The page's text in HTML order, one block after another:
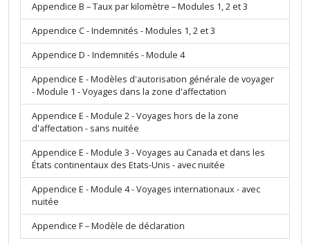
Appendice B – Taux par kilomètre – Modules 1, 2 et 3
Appendice C - Indemnités - Modules 1, 2 et 3
Appendice D - Indemnités - Module 4
Appendice E - Modèles d'autorisation générale de voyager
- Module 1 - Voyages dans la zone d'affectation
Appendice E - Module 2 - Voyages hors de la zone
d'affectation - sans nuitée
Appendice E - Module 3 - Voyages au Canada et dans les
États continentaux des Etats-Unis - avec nuitée
Appendice E - Module 4 - Voyages internationaux - avec
nuitée
Appendice F – Modèle de déclaration